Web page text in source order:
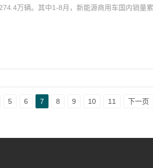
万辆。其中1-8月，新能源商用车国内销量
5 6 7 8 9 10 11 下一页